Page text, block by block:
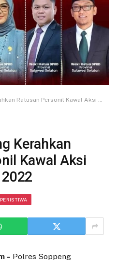
Personil Kawal Aksi Unras 11 April 2022
Kerahkan
Kawal Aksi
PERISTIWA
– Polres Soppeng